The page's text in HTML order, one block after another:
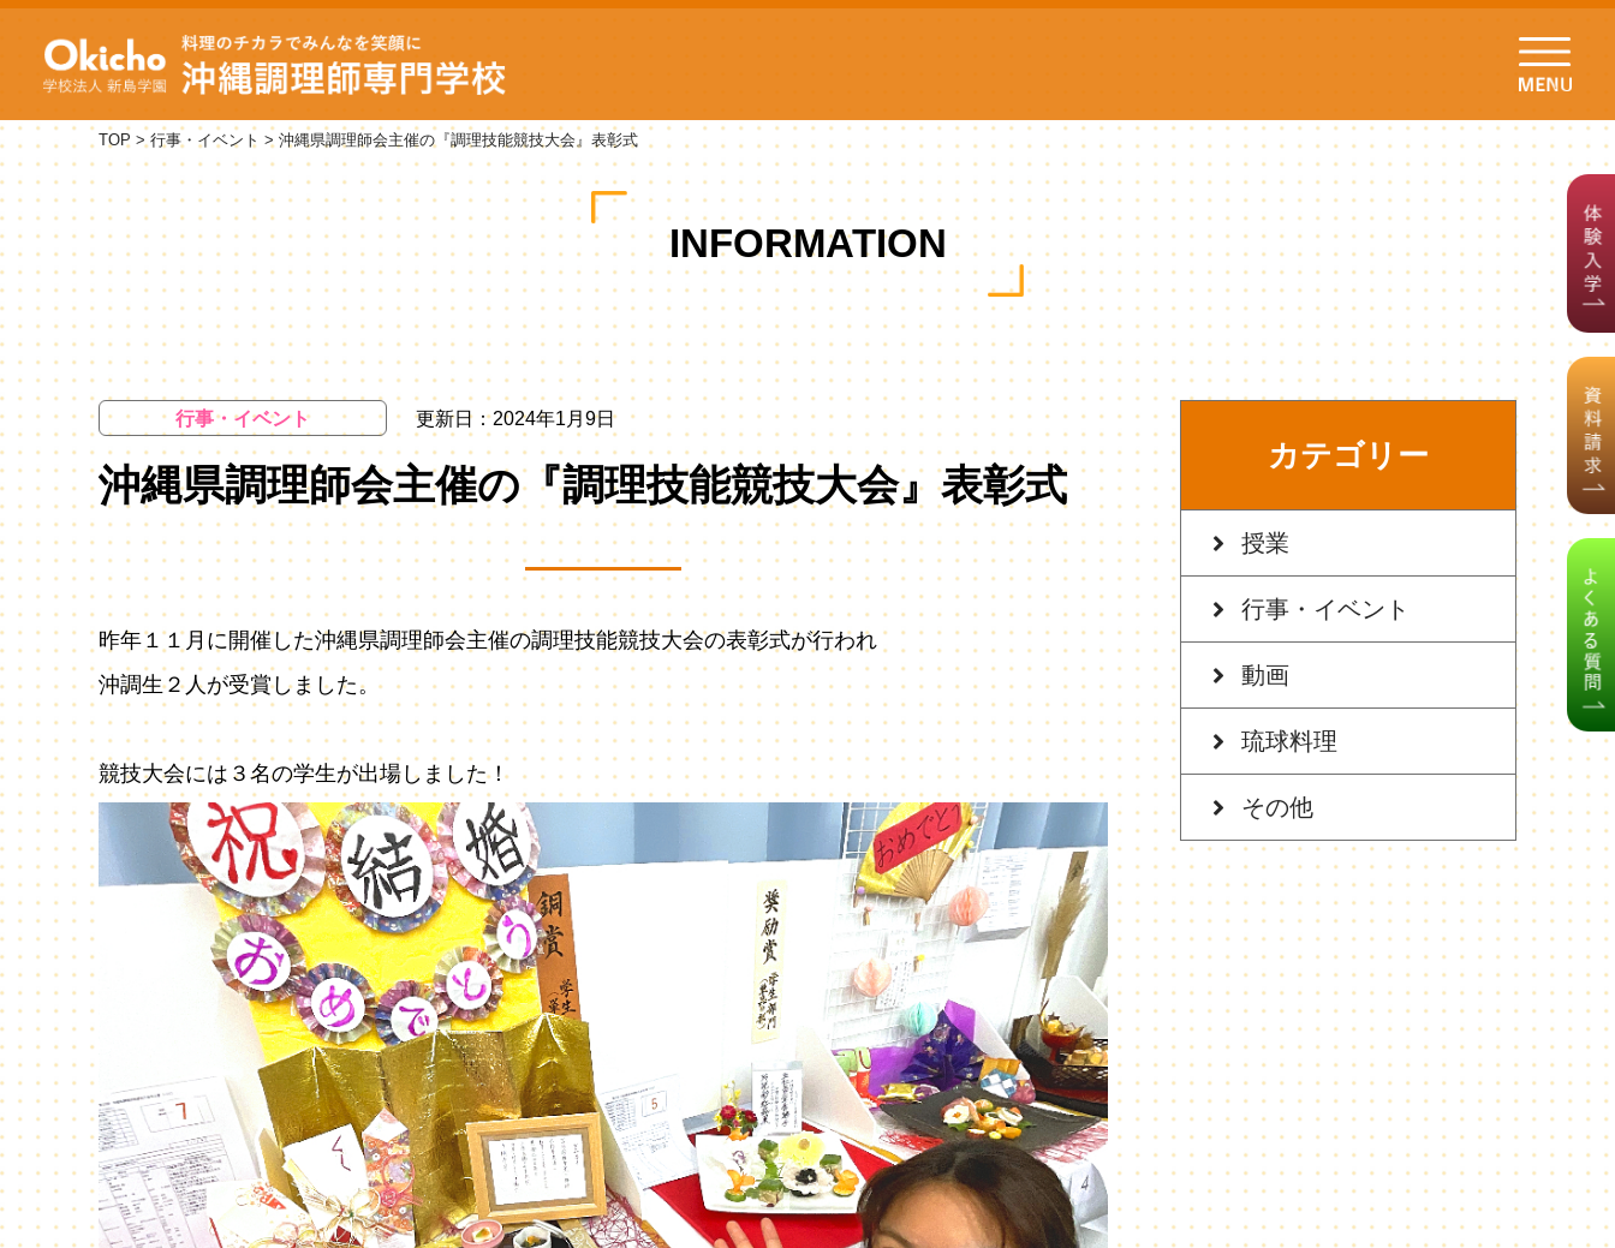
TOP >行事・イベント > 沖縄県調理師会主催の『調理技能競技大会』表彰式
INFORMATION
行事・イベント 更新日：2024年1月9日
沖縄県調理師会主催の『調理技能競技大会』表彰式
昨年１１月に開催した沖縄県調理師会主催の調理技能競技大会の表彰式が行われ
沖調生２人が受賞しました。
競技大会には３名の学生が出場しました！
カテゴリー
授業
行事・イベント
動画
琉球料理
その他